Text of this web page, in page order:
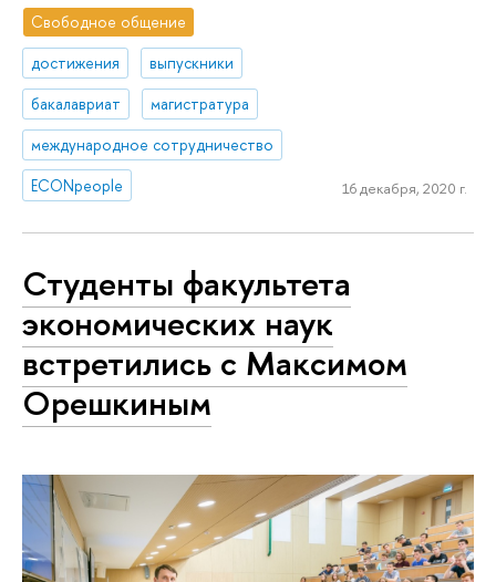
Свободное общение
достижения
выпускники
бакалавриат
магистратура
международное сотрудничество
ECONpeople
16 декабря, 2020 г.
Студенты факультета
экономических наук
встретились с Максимом
Орешкиным